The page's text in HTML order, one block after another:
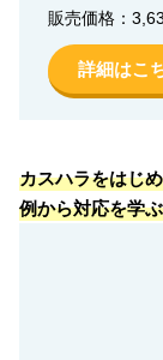
販売価格：
詳細はこ
カスハラをはじ
例から対応を学